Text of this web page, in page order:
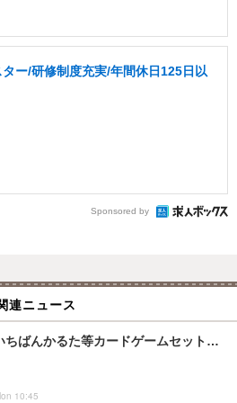
ー/研修制度充実/年間休日125日以
Sponsored by
連ニュース
ちばんかるた等カードゲームセット…
10:45